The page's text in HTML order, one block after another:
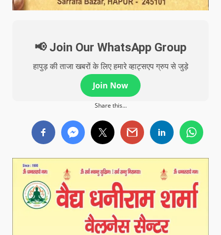
📢 Join Our WhatsApp Group
हापुड़ की ताजा खबरों के लिए हमारे व्हाट्सएप ग्रुप से जुड़े
Join Now
Share this...